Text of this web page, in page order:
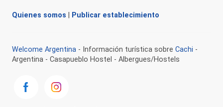
Quienes somos Publicar establecimiento
Welcome Argentina - Información turística sobre Cachi -
Argentina - Casapueblo Hostel - Albergues/Hostels